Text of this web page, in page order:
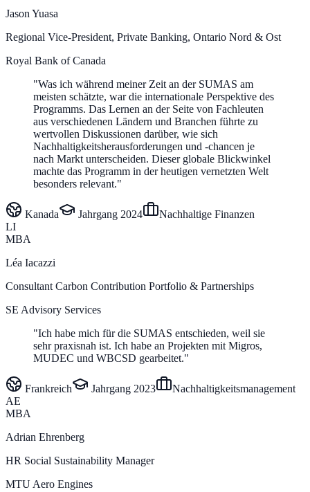
Jason Yuasa
Regional Vice-President, Private Banking, Ontario Nord & Ost
Royal Bank of Canada
"Was ich während meiner Zeit an der SUMAS am
meisten schätzte, war die internationale Perspektive des
Programms. Das Lernen an der Seite von Fachleuten
aus verschiedenen Ländern und Branchen führte zu
wertvollen Diskussionen darüber, wie sich
Nachhaltigkeitsherausforderungen und -chancen je
nach Markt unterscheiden. Dieser globale Blickwinkel
machte das Programm in der heutigen vernetzten Welt
besonders relevant."
Kanada Jahrgang 2024
Nachhaltige Finanzen
LI
MBA
Léa Iacazzi
Consultant Carbon Contribution Portfolio & Partnerships
SE Advisory Services
"Ich habe mich für die SUMAS entschieden, weil sie
sehr praxisnah ist. Ich habe an Projekten mit Migros,
MUDEC und WBCSD gearbeitet."
Frankreich Jahrgang 2023
Nachhaltigkeitsmanagement
AE
MBA
Adrian Ehrenberg
HR Social Sustainability Manager
MTU Aero Engines